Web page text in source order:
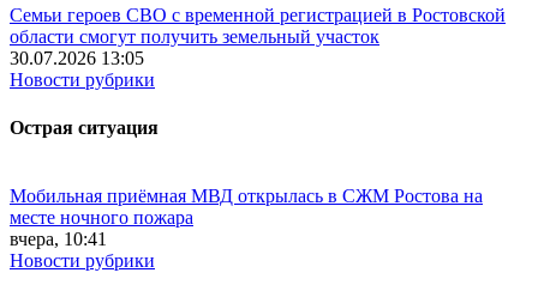
Семьи героев СВО с временной регистрацией в Ростовской
области смогут получить земельный участок
30.07.2026 13:05
Новости рубрики
Острая ситуация
Мобильная приёмная МВД открылась в СЖМ Ростова на
месте ночного пожара
вчера, 10:41
Новости рубрики